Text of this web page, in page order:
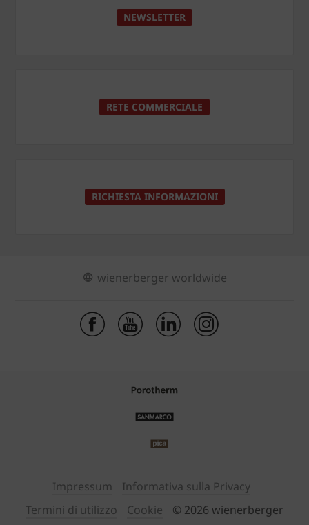
NEWSLETTER
RETE COMMERCIALE
RICHIESTA INFORMAZIONI
wienerberger worldwide
Impressum
Informativa sulla Privacy
Termini di utilizzo
Cookie © 2026 wienerberger